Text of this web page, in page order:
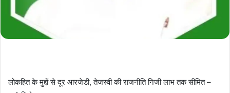
लोकहित के मुद्दों से दूर आरजेडी, तेजस्वी की राजनीति निजी लाभ तक सीमित –